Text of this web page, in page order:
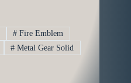
# Fire Emblem
# Metal Gear Solid